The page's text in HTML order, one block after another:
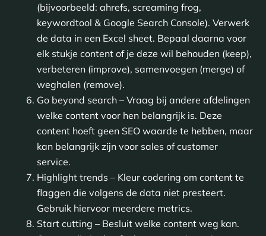
(bijvoorbeeld: ahrefs, screaming frog,
keywordtool & Google Search Console). Verwerk
de data in een Excel sheet. Bepaal daarna voor
elk stukje content of je deze wil behouden (keep),
verbeteren (improve), samenvoegen (merge) of
weghalen (remove).
Go beyond search – Vraag bij andere afdelingen
welke content voor hen belangrijk is. Deze
content hoeft geen SEO waarde te hebben, maar
kan belangrijk zijn voor sales of customer
service.
Highlight trends – Kleur codering om content te
flaggen die volgens de data niet presteert.
Gebruik hiervoor meerdere metrics.
Start cutting – Besluit welke content weg kan.